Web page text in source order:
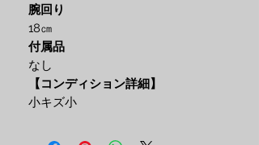
腕回り
18㎝
付属品
なし
【コンディション詳細】
小キズ小